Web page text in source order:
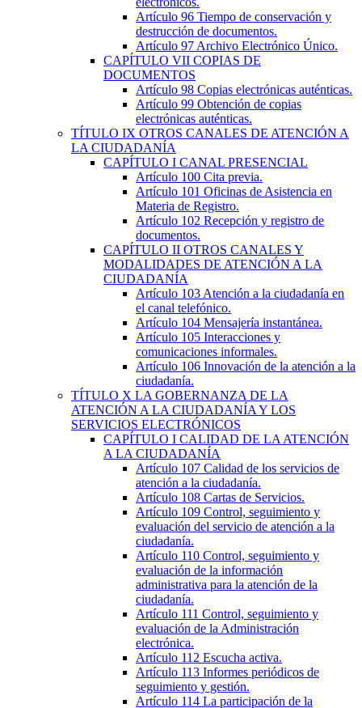
Artículo 96 Tiempo de conservación y
destrucción de documentos.
Artículo 97 Archivo Electrónico Único.
CAPÍTULO VII COPIAS DE
DOCUMENTOS
Artículo 98 Copias electrónicas auténticas.
Artículo 99 Obtención de copias
electrónicas auténticas.
TÍTULO IX OTROS CANALES DE ATENCIÓN A
LA CIUDADANÍA
CAPÍTULO I CANAL PRESENCIAL
Artículo 100 Cita previa.
Artículo 101 Oficinas de Asistencia en
Materia de Registro.
Artículo 102 Recepción y registro de
documentos.
CAPÍTULO II OTROS CANALES Y
MODALIDADES DE ATENCIÓN A LA
CIUDADANÍA
Artículo 103 Atención a la ciudadanía en
el canal telefónico.
Artículo 104 Mensajería instantánea.
Artículo 105 Interacciones y
comunicaciones informales.
Artículo 106 Innovación de la atención a la
ciudadanía.
TÍTULO X LA GOBERNANZA DE LA
ATENCIÓN A LA CIUDADANÍA Y LOS
SERVICIOS ELECTRÓNICOS
CAPÍTULO I CALIDAD DE LA ATENCIÓN
A LA CIUDADANÍA
Artículo 107 Calidad de los servicios de
atención a la ciudadanía.
Artículo 108 Cartas de Servicios.
Artículo 109 Control, seguimiento y
evaluación del servicio de atención a la
ciudadanía.
Artículo 110 Control, seguimiento y
evaluación de la información
administrativa para la atención de la
ciudadanía.
Artículo 111 Control, seguimiento y
evaluación de la Administración
electrónica.
Artículo 112 Escucha activa.
Artículo 113 Informes periódicos de
seguimiento y gestión.
Artículo 114 La participación de la